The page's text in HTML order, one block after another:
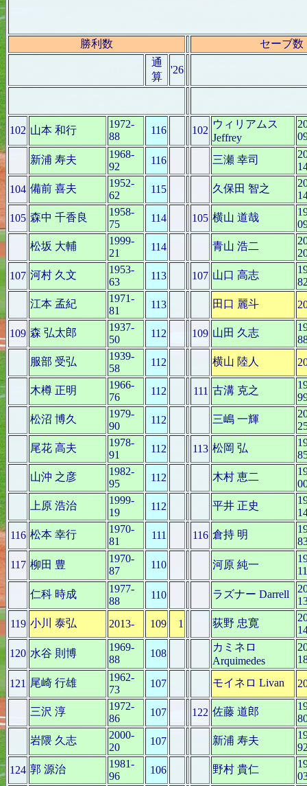
勝利数
セーブ数
通
算
'26
102 山本 和行
1972-
88
116 102
ウィリアムス
Jeffrey
新浦 寿夫
1968-
92
116 三瀬 幸司
104 備前 喜夫
1952-
62
115 久保田 智之
105 森中 千香良
1958-
75
114 105 横山 道哉
松坂 大輔
1999-
21
114 青山 浩二
107 河村 久文
1953-
63
113 107 山口 高志
江本 孟紀
1971-
81
113 田口 麗斗
109 森 弘太郎
1937-
50
112 109 山田 久志
服部 受弘
1939-
58
112 横山 陸人
木樽 正明
1966-
76
112 111 古溝 克之
松沼 博久
1979-
90
112 三嶋 一輝
尾花 高夫
1978-
91
112 113 松岡 弘
山沖 之彦
1982-
95
112 木村 恵二
上原 浩治
1999-
19
112 平井 正史
116 松本 幸行
1970-
81
111 116 倉持 明
117 柳田 豊
1970-
87
110 河原 純一
11
仁科 時成
1977-
88
110 ラズナー Darrell
119 小川 泰弘 2013- 109 1 荻野 忠寛
120 水谷 則博
1969-
88
108
カミネロ
Arquimedes
121 尾崎 行雄
1962-
73
107 モイネロ Livan
三沢 淳
1972-
86
107 122 佐藤 道郎
岩隈 久志
2000-
20
107 新浦 寿夫
124 郭 源治
1981-
96
106 野村 貴仁